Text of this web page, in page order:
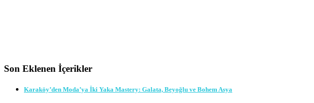
Son Eklenen İçerikler
Karaköy’den Moda’ya İki Yaka Mastery: Galata, Beyoğlu ve Bohem Asya